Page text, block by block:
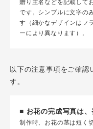
贈り主名などを記載して
です。シンプルに文字の
す（細かなデザインはフ
ーにより異なります）。
以下の注意事項をご確認
す。
■ お花の完成写真は
制作時、お花の茎は短く